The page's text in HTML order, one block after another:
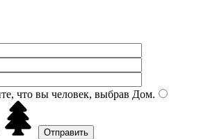
что вы человек, выбрав Дом.